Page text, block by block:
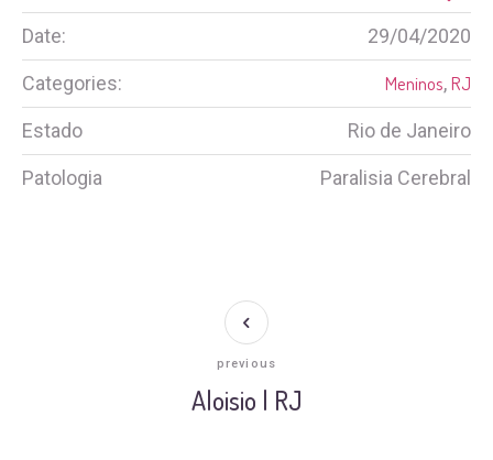
Date: 29/04/2020
Categories: Meninos,RJ
Estado Rio de Janeiro
Patologia Paralisia Cerebral
Aloisio | RJ
previous